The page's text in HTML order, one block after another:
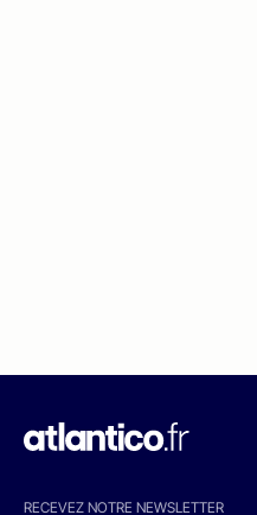
RECEVEZ NOTRE NEWSLETTER